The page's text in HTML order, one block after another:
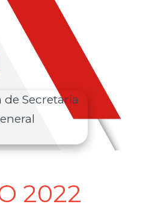
Secretaría
2022